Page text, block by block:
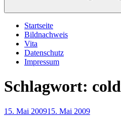
Startseite
Bildnachweis
Vita
Datenschutz
Impressum
Schlagwort:
Veröffentlicht
15. Mai 200915. Mai 2009